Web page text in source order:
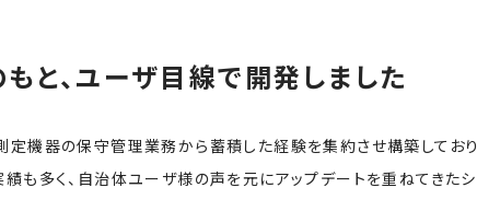
と、ユーザ目線で開発しました
機器の保守管理業務から蓄積した経験を集約させ構築しており
も多く、自治体ユーザ様の声を元にアップデートを重ねてきたシ